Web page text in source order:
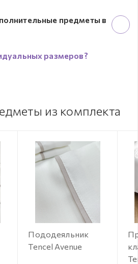
предметы в
размеров?
из комплекта
Пододеяльник
Tencel Avenue